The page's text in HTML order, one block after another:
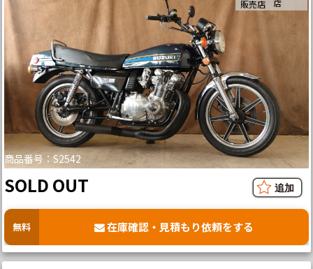
商品番号：S2542
販売店 店
SOLD OUT
無料 在庫確認・見積もり依頼をする